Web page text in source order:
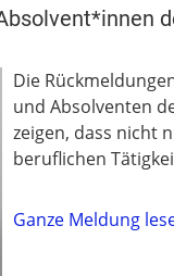
Die
und Absolventen
zeigen, dass nicht
beruflichen
Ganze Meldung